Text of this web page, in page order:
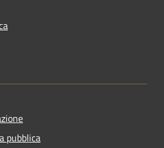
pubblica